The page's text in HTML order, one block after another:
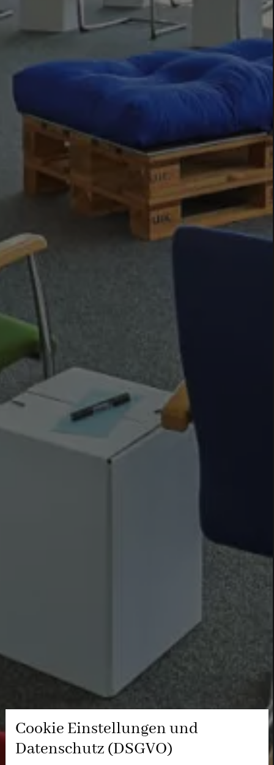
Cookie Einstellungen und
Datenschutz (DSGVO)